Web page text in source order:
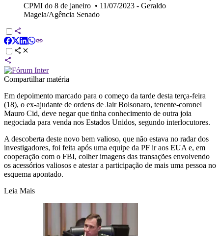
CPMI do 8 de janeiro • 11/07/2023 - Geraldo
Magela/Agência Senado
Compartilhar matéria
Em depoimento marcado para o começo da tarde desta terça-feira
(18), o ex-ajudante de ordens de Jair Bolsonaro, tenente-coronel
Mauro Cid, deve negar que tinha conhecimento de outra joia
negociada para venda nos Estados Unidos, segundo interlocutores.
A descoberta deste novo bem valioso, que não estava no radar dos
investigadores, foi feita após uma equipe da PF ir aos EUA e, em
cooperação com o FBI, colher imagens das transações envolvendo
os acessórios valiosos e atestar a participação de mais uma pessoa no
esquema apontado.
Leia Mais